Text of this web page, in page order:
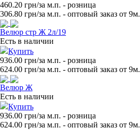
460.20 грн/за м.п. - розница
306.80 грн/за м.п. - оптовый заказ от 9м.
Велюр стр Ж 2л/19
Есть в наличии
Купить
936.00 грн/за м.п. - розница
624.00 грн/за м.п. - оптовый заказ от 9м.
Велюр Ж
Есть в наличии
Купить
936.00 грн/за м.п. - розница
624.00 грн/за м.п. - оптовый заказ от 9м.